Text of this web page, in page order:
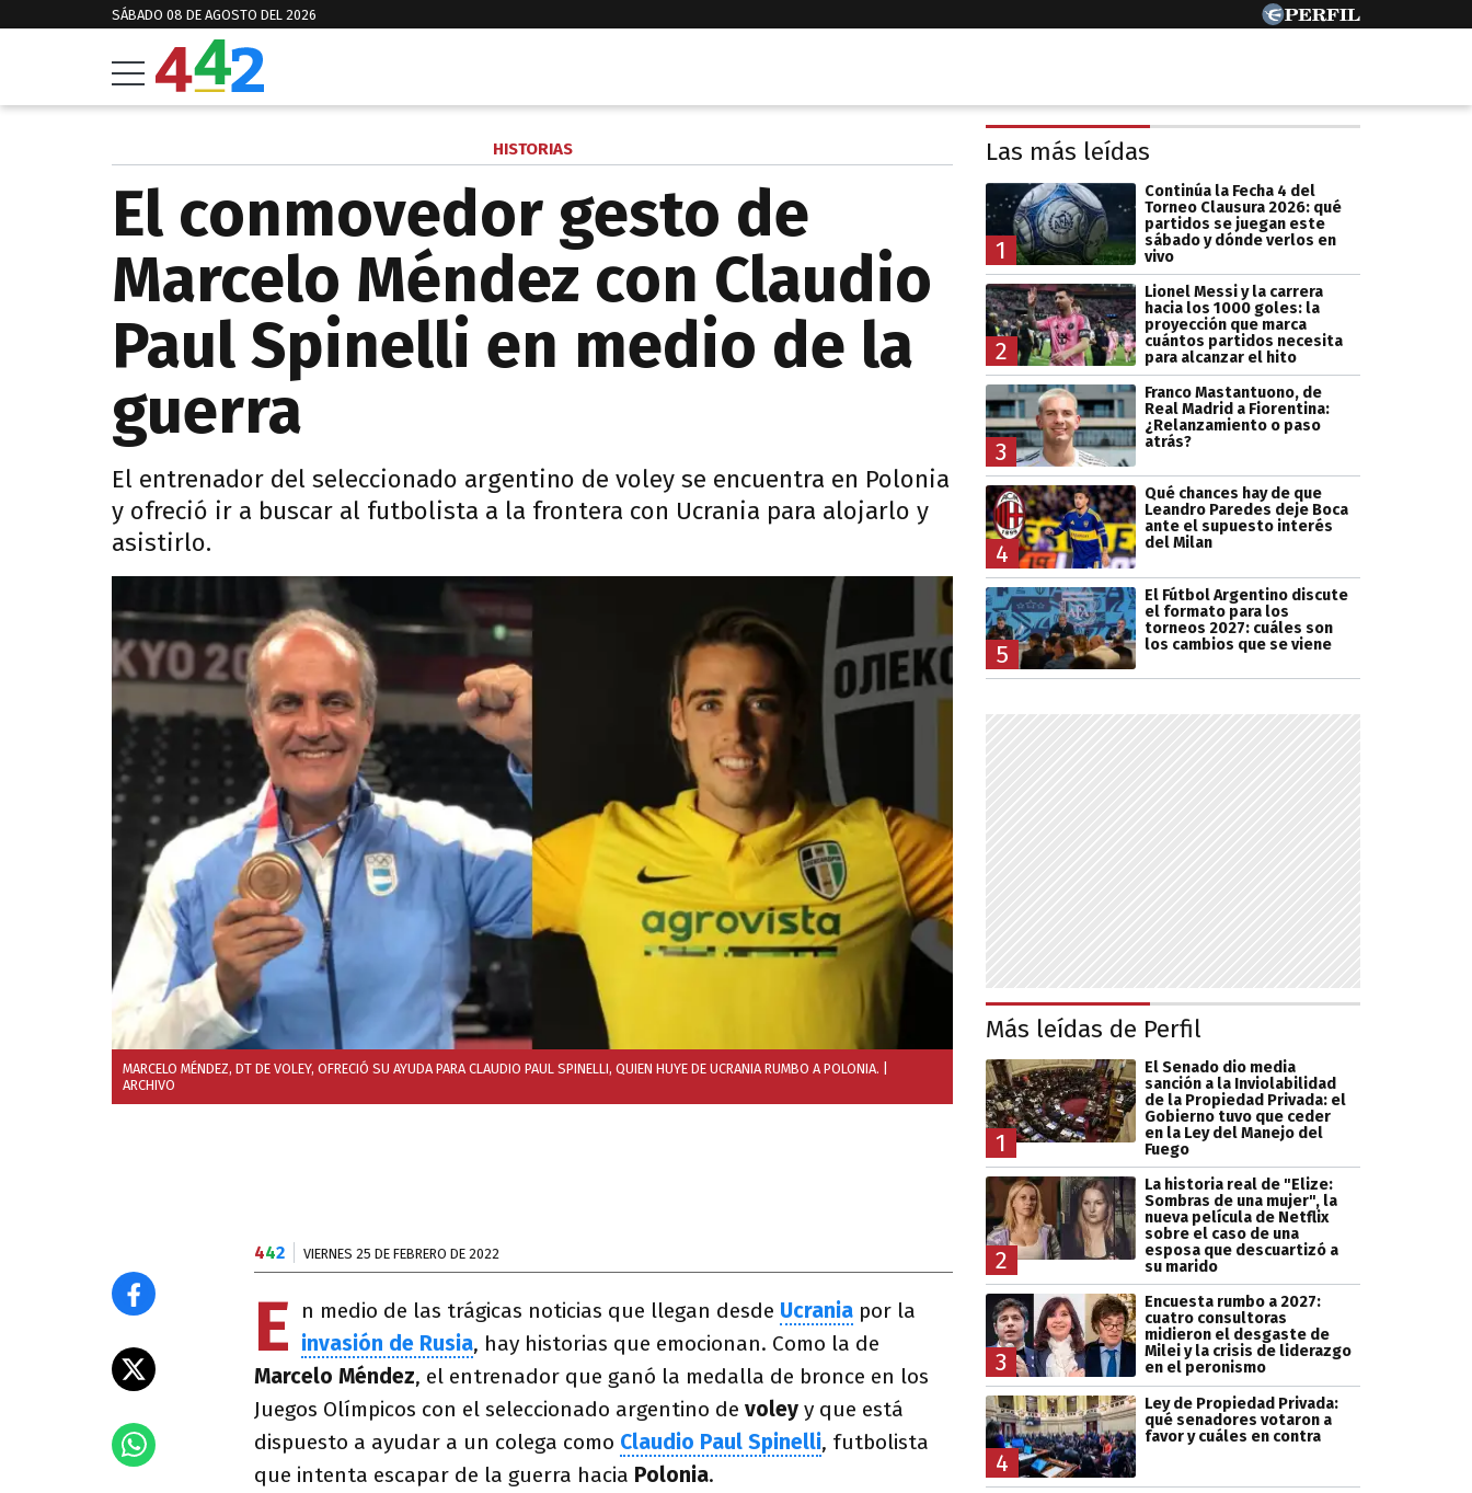
SÁBADO 08 DE AGOSTO DEL 2026
HISTORIAS
El conmovedor gesto de
Marcelo Méndez con Claudio
Paul Spinelli en medio de la
guerra
El entrenador del seleccionado argentino de voley se encuentra en Polonia
y ofreció ir a buscar al futbolista a la frontera con Ucrania para alojarlo y
asistirlo.
MARCELO MÉNDEZ, DT DE VOLEY, OFRECIÓ SU AYUDA PARA CLAUDIO PAUL SPINELLI, QUIEN HUYE DE UCRANIA RUMBO A POLONIA.
ARCHIVO
442 VIERNES 25 DE FEBRERO DE 2022
E n medio de las trágicas noticias que llegan desde Ucrania por la
invasión de Rusia, hay historias que emocionan. Como la de
Marcelo Méndez, el entrenador que ganó la medalla de bronce en los
Juegos Olímpicos con el seleccionado argentino de voley y que está
dispuesto a ayudar a un colega como Claudio Paul Spinelli, futbolista
que intenta escapar de la guerra hacia Polonia.
Las más leídas
1
Continúa la Fecha 4 del
Torneo Clausura 2026: qué
partidos se juegan este
sábado y dónde verlos en
vivo
2
Lionel Messi y la carrera
hacia los 1000 goles: la
proyección que marca
cuántos partidos necesita
para alcanzar el hito
3
Franco Mastantuono, de
Real Madrid a Fiorentina:
¿Relanzamiento o paso
atrás?
4
Qué chances hay de que
Leandro Paredes deje Boca
ante el supuesto interés
del Milan
5
El Fútbol Argentino discute
el formato para los
torneos 2027: cuáles son
los cambios que se viene
Más leídas de Perfil
1
El Senado dio media
sanción a la Inviolabilidad
de la Propiedad Privada: el
Gobierno tuvo que ceder
en la Ley del Manejo del
Fuego
2
La historia real de "Elize:
Sombras de una mujer", la
nueva película de Netflix
sobre el caso de una
esposa que descuartizó a
su marido
3
Encuesta rumbo a 2027:
cuatro consultoras
midieron el desgaste de
Milei y la crisis de liderazgo
en el peronismo
4
Ley de Propiedad Privada:
qué senadores votaron a
favor y cuáles en contra